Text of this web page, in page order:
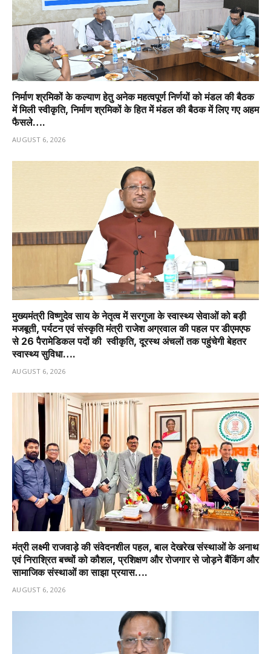
निर्माण श्रमिकों के कल्याण हेतु अनेक महत्वपूर्ण निर्णयों को मंडल की बैठक
में मिली स्वीकृति, निर्माण श्रमिकों के हित में मंडल की बैठक में लिए गए अहम
फैसले….
AUGUST 6, 2026
मुख्यमंत्री विष्णुदेव साय के नेतृत्व में सरगुजा के स्वास्थ्य सेवाओं को बड़ी
मजबूती, पर्यटन एवं संस्कृति मंत्री राजेश अग्रवाल की पहल पर डीएमएफ
से 26 पैरामेडिकल पदों की स्वीकृति, दूरस्थ अंचलों तक पहुंचेगी बेहतर
स्वास्थ्य सुविधा….
AUGUST 6, 2026
मंत्री लक्ष्मी राजवाड़े की संवेदनशील पहल, बाल देखरेख संस्थाओं के अनाथ
एवं निराश्रित बच्चों को कौशल, प्रशिक्षण और रोजगार से जोड़ने बैंकिंग और
सामाजिक संस्थाओं का साझा प्रयास….
AUGUST 6, 2026